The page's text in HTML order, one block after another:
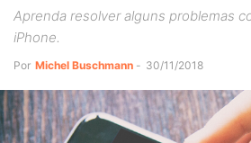
Aprenda resolver alguns problemas
iPhone.
Por Michel Buschmann - 30/11/2018